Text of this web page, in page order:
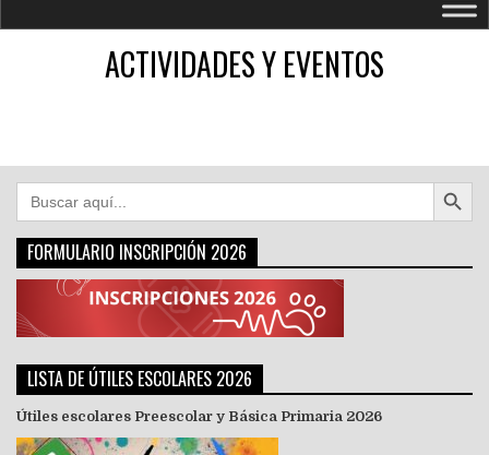
ACTIVIDADES Y EVENTOS
Buscar: Botón de
FORMULARIO INSCRIPCIÓN 2026
LISTA DE ÚTILES ESCOLARES 2026
Útiles escolares Preescolar y Básica Primaria 2026